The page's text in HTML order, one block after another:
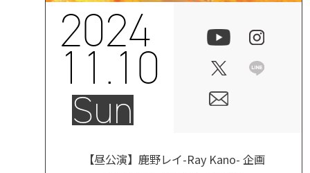
2024
11.10
Sun
【昼公演】鹿野レイ-Ray Kano- 企画